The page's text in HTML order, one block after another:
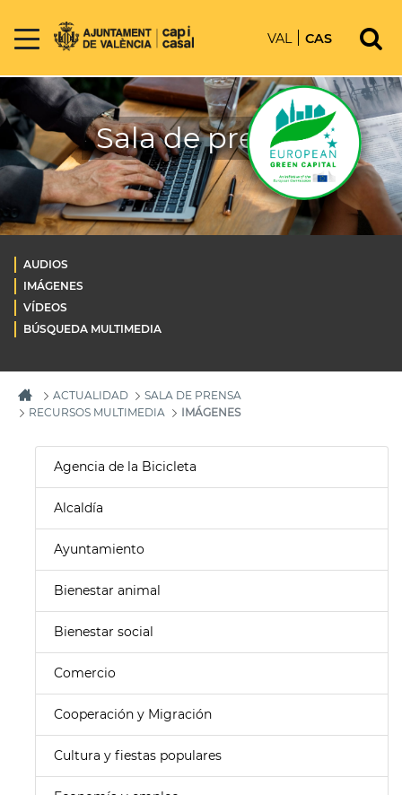
VAL CAS
Sala de prensa
AUDIOS
IMÁGENES
VÍDEOS
BÚSQUEDA MULTIMEDIA
ACTUALIDAD
SALA DE PRENSA
RECURSOS MULTIMEDIA
IMÁGENES
Agencia de la Bicicleta
Alcaldía
Ayuntamiento
Bienestar animal
Bienestar social
Comercio
Cooperación y Migración
Cultura y fiestas populares